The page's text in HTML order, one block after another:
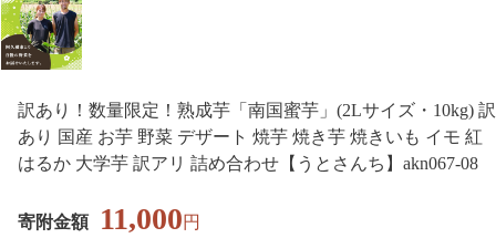
訳あり！数量限定！熟成芋「南国蜜芋」(2Lサイズ・10kg) 訳
あり 国産 お芋 野菜 デザート 焼芋 焼き芋 焼きいも イモ 紅
はるか 大学芋 訳アリ 詰め合わせ【うとさんち】akn067-08
寄附金額 11,000円